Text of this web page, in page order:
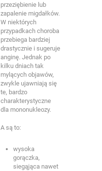
przeziębienie lub
zapalenie migdałków.
W niektórych
przypadkach choroba
przebiega bardziej
drastycznie i sugeruje
anginę. Jednak po
kilku dniach tak
mylących objawów,
zwykle ujawniają się
te, bardzo
charakterystyczne
dla mononukleozy.
A są to:
wysoka
gorączka,
siegąjąca nawet